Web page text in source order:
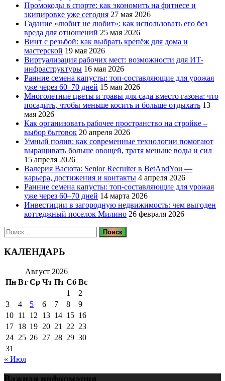
Промокоды в спорте: как экономить на фитнесе и
экипировке уже сегодня 27 мая 2026
Гадание «любит не любит»: как использовать его без
вреда для отношений 25 мая 2026
Винт с резьбой: как выбрать крепёж для дома и
мастерской 19 мая 2026
Виртуализация рабочих мест: возможности для ИТ-
инфраструктуры 16 мая 2026
Ранние семена капусты: топ‑составляющие для урожая
уже через 60–70 дней 15 мая 2026
Многолетние цветы и травы для сада вместо газона: что
посадить, чтобы меньше косить и больше отдыхать 13
мая 2026
Как организовать рабочее пространство на стройке –
выбор бытовок 20 апреля 2026
Умный полив: как современные технологии помогают
выращивать больше овощей, тратя меньше воды и сил
15 апреля 2026
Валерия Васюта: Senior Recruiter в BetAndYou —
карьера, достижения и контакты 4 апреля 2026
Ранние семена капусты: топ‑составляющие для урожая
уже через 60–70 дней 14 марта 2026
Инвестиции в загородную недвижимость: чем выгоден
коттеджный поселок Милино 26 февраля 2026
Найти:
КАЛЕНДАРЬ
Август 2026
Пн Вт Ср Чт Пт Сб Вс
1
2
3
4 5 6 7 8
9
10 11 12 13 14 15 16
17 18 19 20 21 22 23
24 25 26 27 28 29 30
31
« Июл
Важная информация